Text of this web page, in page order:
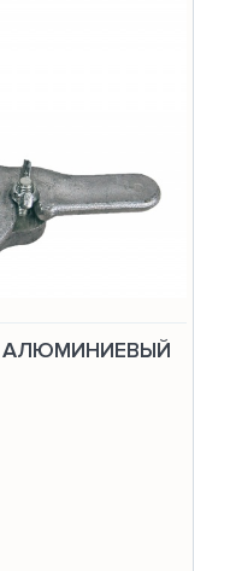
АЛЮМИНИЕВЫЙ